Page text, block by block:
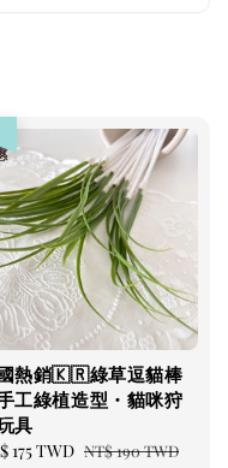
熱銷🇰🇷綠草逗貓棒
工綠植造型・貓咪狩
具
175 TWD Regular
NT$ 190 TWD